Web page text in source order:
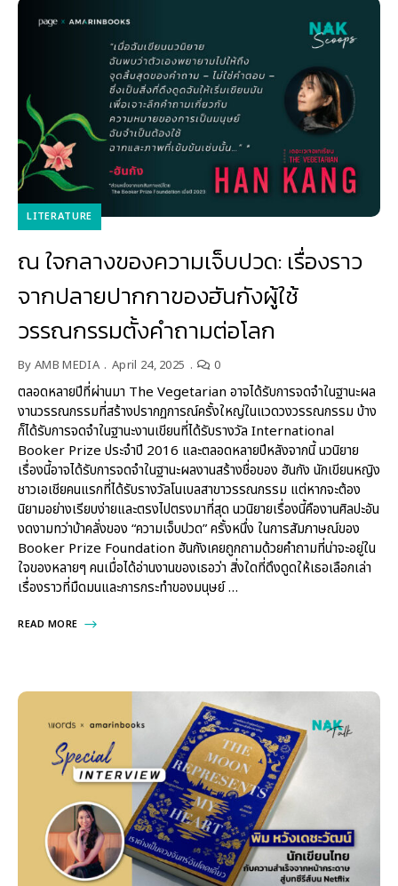
LITERATURE
ณ ใจกลางของความเจ็บปวด: เรื่องราว
จากปลายปากกาของฮันกังผู้ใช้
วรรณกรรมตั้งคำถามต่อโลก
By AMB MEDIA April 24, 2025 0
ตลอดหลายปีที่ผ่านมา The Vegetarian อาจได้รับการจดจำในฐานะผล
งานวรรณกรรมที่สร้างปรากฏการณ์ครั้งใหญ่ในแวดวงวรรณกรรม บ้าง
ก็ได้รับการจดจำในฐานะงานเขียนที่ได้รับรางวัล International
Booker Prize ประจำปี 2016 และตลอดหลายปีหลังจากนี้ นวนิยาย
เรื่องนี้อาจได้รับการจดจำในฐานะผลงานสร้างชื่อของ ฮันกัง นักเขียนหญิง
ชาวเอเชียคนแรกที่ได้รับรางวัลโนเบลสาขาวรรณกรรม แต่หากจะต้อง
นิยามอย่างเรียบง่ายและตรงไปตรงมาที่สุด นวนิยายเรื่องนี้คืองานศิลปะอัน
งดงามทว่าบ้าคลั่งของ “ความเจ็บปวด” ครั้งหนึ่ง ในการสัมภาษณ์ของ
Booker Prize Foundation ฮันกังเคยถูกถามด้วยคำถามที่น่าจะอยู่ใน
ใจของหลายๆ คนเมื่อได้อ่านงานของเธอว่า สิ่งใดที่ดึงดูดให้เธอเลือกเล่า
เรื่องราวที่มืดมนและการกระทำของมนุษย์ …
READ MORE